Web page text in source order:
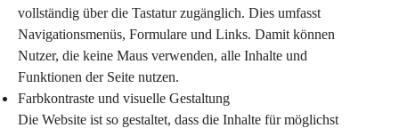
vollständig über die Tastatur zugänglich. Dies umfasst
Navigationsmenüs, Formulare und Links. Damit können
Nutzer, die keine Maus verwenden, alle Inhalte und
Funktionen der Seite nutzen.
Farbkontraste und visuelle Gestaltung
Die Website ist so gestaltet, dass die Inhalte für möglichst